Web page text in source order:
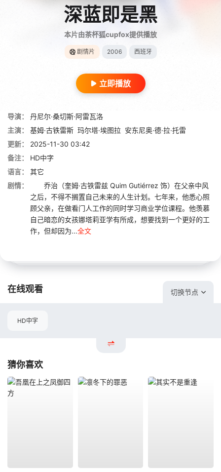
深蓝即是黑
本片由茶杯狐cupfox提供播放
剧情片 2006 西班牙
立即播放
导演：
丹尼尔·桑切斯·阿雷瓦洛
主演：
基姆·古铁雷斯 玛尔塔·埃图拉 安东尼奥·德·拉·托雷
更新：
2025-11-30 03:42
备注：
HD中字
语言：
其它
剧情：
乔治（奎姆·古铁雷兹 Quim Gutiérrez 饰）在父亲中风
之后，不得不搁置自己未来的人生计划。七年来，他悉心照
顾父亲，在做看门人工作的同时学习商业学位课程。他羡慕
自己暗恋的女孩娜塔莉亚学有所成，想要找到一个更好的工
作，但却因为...全文
在线观看 切换节点
HD中字
猜你喜欢